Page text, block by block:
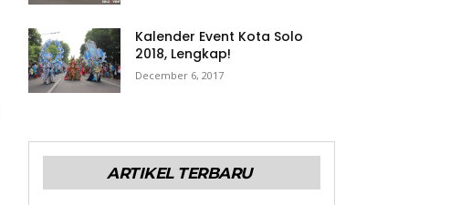
Kalender Event Kota Solo
2018, Lengkap!
December 6, 2017
ARTIKEL TERBARU